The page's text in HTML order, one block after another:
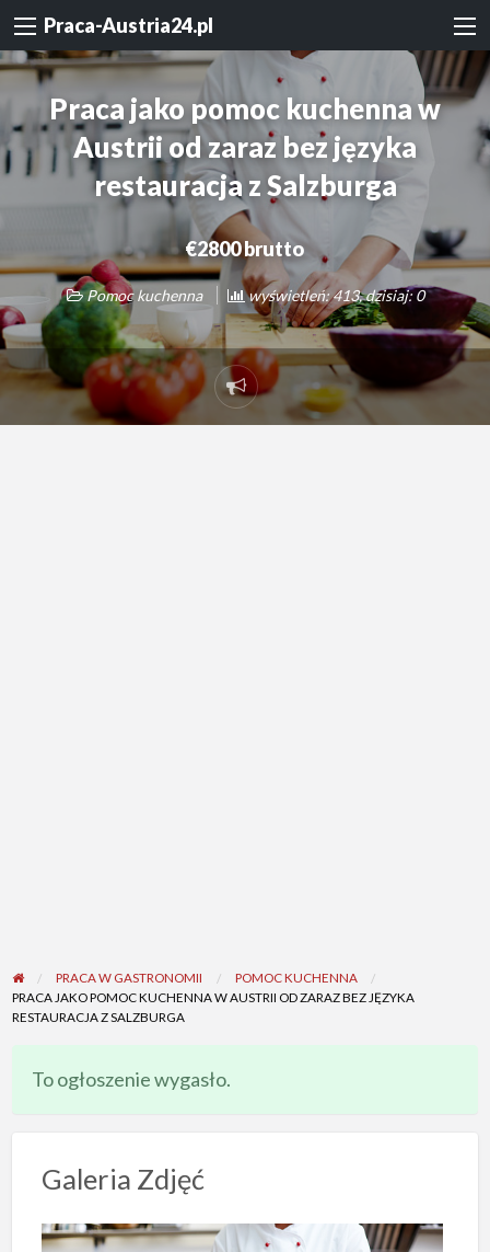
Praca-Austria24.pl
Praca jako pomoc kuchenna w
Austrii od zaraz bez języka
restauracja z Salzburga
€2800 brutto
Pomoc kuchenna wyświetleń: 413, dzisiaj: 0
Zgłoś
problem
PRACA W GASTRONOMII
POMOC KUCHENNA
PRACA JAKO POMOC KUCHENNA W AUSTRII OD ZARAZ BEZ JĘZYKA
RESTAURACJA Z SALZBURGA
To ogłoszenie wygasło.
Galeria Zdjęć